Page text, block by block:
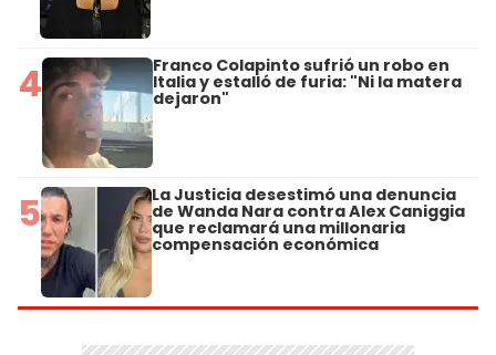
4 Franco Colapinto sufrió un robo en
Italia y estalló de furia: "Ni la matera
dejaron"
5 La Justicia desestimó una denuncia
de Wanda Nara contra Alex Caniggia
que reclamará una millonaria
compensación económica